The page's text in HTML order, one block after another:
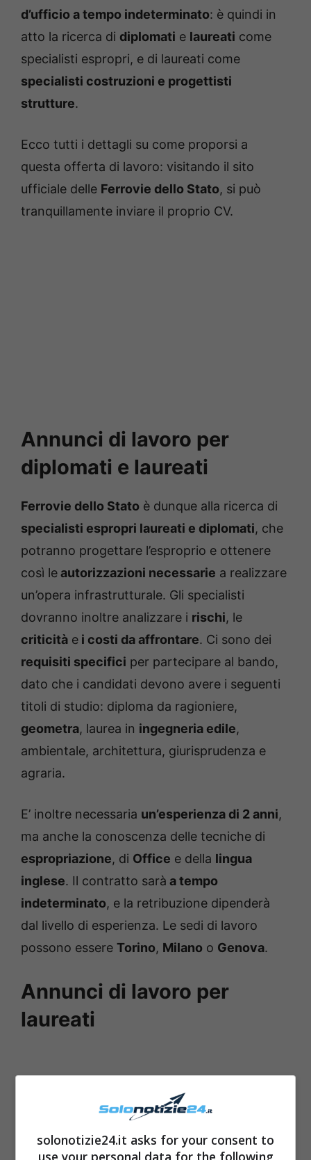
d’ufficio a tempo indeterminato: è quindi in
atto la ricerca di diplomati e laureati come
specialisti espropri, e di laureati come
specialisti costruzioni e progettisti
strutture.
Ecco tutti i dettagli su come proporsi a
questa offerta di lavoro: visitando il sito
ufficiale delle Ferrovie dello Stato, si può
tranquillamente inviare il proprio CV.
Annunci di lavoro per
diplomati e laureati
Ferrovie dello Stato è dunque alla ricerca di
specialisti espropri laureati e diplomati, che
potranno progettare l’esproprio e ottenere
così leautorizzazioni necessarie a realizzare
un’opera infrastrutturale. Gli specialisti
dovranno inoltre analizzare i rischi, le
criticità e i costi da affrontare. Ci sono dei
requisiti specifici per partecipare al bando,
dato che i candidati devono avere i seguenti
titoli di studio: diploma da ragioniere,
geometra, laurea in ingegneria edile,
ambientale, architettura, giurisprudenza e
agraria.
E’ inoltre necessaria un’esperienza di 2 anni,
ma anche la conoscenza delle tecniche di
espropriazione, di Office e della lingua
inglese. Il contratto sarà a tempo
indeterminato, e la retribuzione dipenderà
dal livello di esperienza. Le sedi di lavoro
possono essere Torino, Milano o Genova.
Annunci di lavoro per
laureati
solonotizie24.it asks for your consent to
use your personal data for the following